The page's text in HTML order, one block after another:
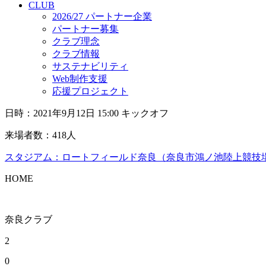
CLUB
2026/27 パートナー企業
パートナー募集
クラブ理念
クラブ情報
サステナビリティ
Web制作支援
応援プロジェクト
日時：2021年9月12日 15:00 キックオフ
来場者数：418人
スタジアム：ロートフィールド奈良（奈良市鴻ノ池陸上競技
HOME
奈良クラブ
2
0